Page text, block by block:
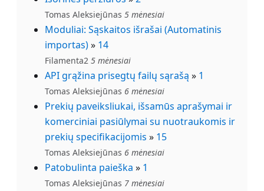
Tomas Aleksiejūnas 5 mėnesiai
Moduliai: Sąskaitos išrašai (Automatinis
importas)» 14
Filamenta2 5 mėnesiai
API grąžina prisegtų failų sąrašą » 1
Tomas Aleksiejūnas 6 mėnesiai
Prekių paveiksliukai, išsamūs aprašymai ir
komerciniai pasiūlymai su nuotraukomis ir
prekių specifikacijomis » 15
Tomas Aleksiejūnas 6 mėnesiai
Patobulinta paieška » 1
Tomas Aleksiejūnas 7 mėnesiai